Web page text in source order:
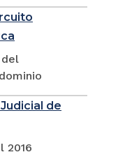
del
de
2016